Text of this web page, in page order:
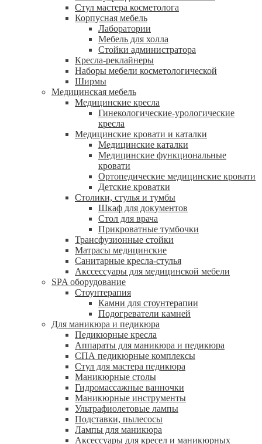
Стул мастера косметолога
Корпусная мебель
Лаборатории
Мебель для холла
Стойки администратора
Кресла-реклайнеры
Наборы мебели косметологической
Ширмы
Медицинская мебель
Медицинские кресла
Гинекологические-урологические
кресла
Медицинские кровати и каталки
Медицинские каталки
Медицинские функциональные
кровати
Ортопедические медицинские кровати
Детские кроватки
Столики, стулья и тумбы
Шкаф для документов
Стол для врача
Прикроватные тумбочки
Трансфузионные стойки
Матрасы медицинские
Санитарные кресла-стулья
Акссессуары для медицинской мебели
SPA оборудование
Стоунтерапия
Камни для стоунтерапии
Подогреватели камней
Для маникюра и педикюра
Педикюрные кресла
Аппараты для маникюра и педикюра
СПА педикюрные комплексы
Стул для мастера педикюра
Маникюрные столы
Гидромассажные ванночки
Маникюрные инструменты
Ультрафиолетовые лампы
Подставки, пылесосы
Лампы для маникюра
Аксессуары для кресел и маникюрных